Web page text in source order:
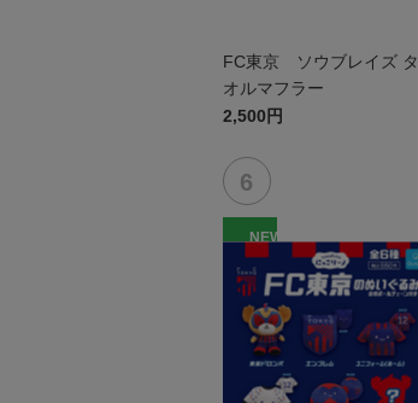
FC東京 ソウブレイズ タ
オルマフラー
2,500円
NEW